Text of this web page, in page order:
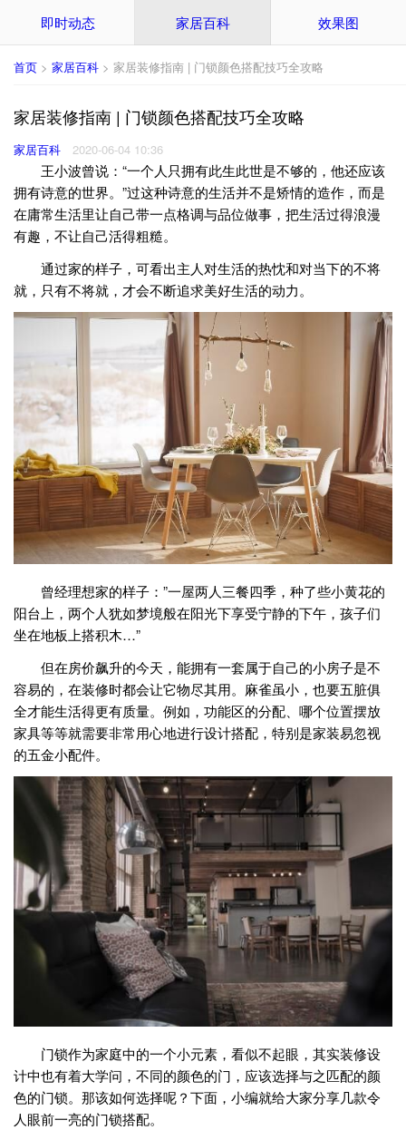
即时动态 家居百科 效果图
首页 > 家居百科 > 家居装修指南 | 门锁颜色搭配技巧全攻略
家居装修指南 | 门锁颜色搭配技巧全攻略
家居百科 2020-06-04 10:36
王小波曾说：“一个人只拥有此生此世是不够的，他还应该
拥有诗意的世界。”过这种诗意的生活并不是矫情的造作，而是
在庸常生活里让自己带一点格调与品位做事，把生活过得浪漫
有趣，不让自己活得粗糙。
通过家的样子，可看出主人对生活的热忱和对当下的不将
就，只有不将就，才会不断追求美好生活的动力。
曾经理想家的样子：”一屋两人三餐四季，种了些小黄花的
阳台上，两个人犹如梦境般在阳光下享受宁静的下午，孩子们
坐在地板上搭积木…”
但在房价飙升的今天，能拥有一套属于自己的小房子是不
容易的，在装修时都会让它物尽其用。麻雀虽小，也要五脏俱
全才能生活得更有质量。例如，功能区的分配、哪个位置摆放
家具等等就需要非常用心地进行设计搭配，特别是家装易忽视
的五金小配件。
门锁作为家庭中的一个小元素，看似不起眼，其实装修设
计中也有着大学问，不同的颜色的门，应该选择与之匹配的颜
色的门锁。那该如何选择呢？下面，小编就给大家分享几款令
人眼前一亮的门锁搭配。